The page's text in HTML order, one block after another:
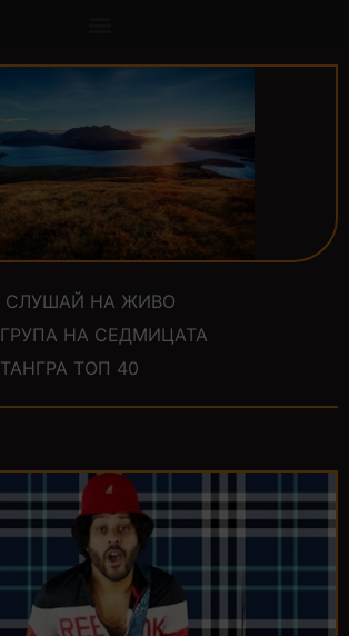
СЛУШАЙ НА ЖИВО
ГРУПА НА СЕДМИЦАТА
ТАНГРА ТОП 40